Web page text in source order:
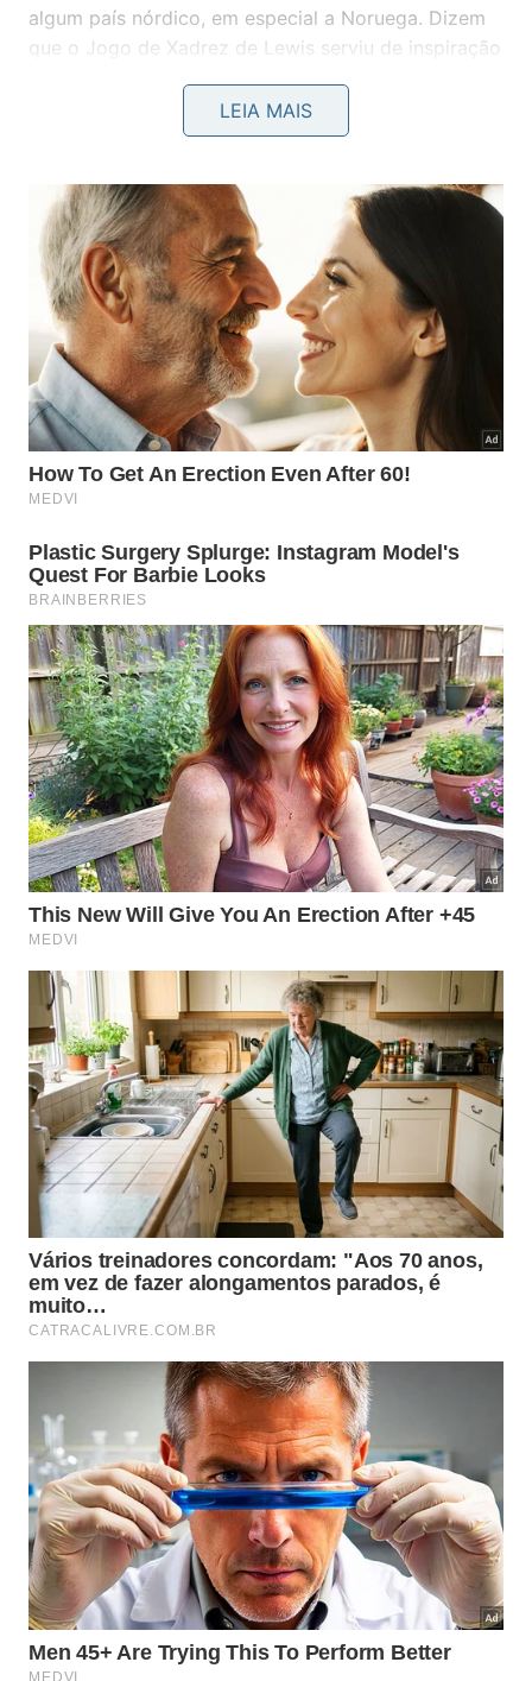
algum país nórdico, em especial a Noruega. Dizem
que o Jogo de Xadrez de Lewis serviu de inspiração
Rowling nos livros da saga Harry Potter.
Esculturas do Partenon
Esculturas do Partenon
Motivo de disputa entre o Reino Unido e a Grécia há
costumavam adornar o Partenon, o principal
monumento da Acrópole, em Atenas. Datadas do
século 5 a.C., as obras são conhecidas também
como Esculturas de Elgin, em alusão ao Lord Elgin,
o embaixador britânico que as removeu do seu
lugar de origem. Certo ou não, esses itens
pertencem ao acervo do British Museum desde
1816, há exatos 200 anos.
Múmia de Katebet
LEIA MAIS